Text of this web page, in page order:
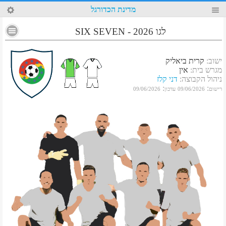
87 מדינת הכדורגל
לגו 2026 - SIX SEVEN
ישוב: קרית ביאליק
מגרש בית: אין
ניהול הקבוצה: דני קלז
רישום:
09/06/2026 עדכון:
09/06/2026